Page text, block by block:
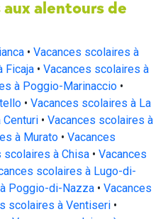
alentours de
• Vacances scolaires à
Ficaja • Vacances scolaires à
à Poggio-Marinaccio •
• Vacances scolaires à La
• Vacances scolaires à
à Murato • Vacances
scolaires à Chisa • Vacances
scolaires à Lugo-di-
Poggio-di-Nazza • Vacances
scolaires à Ventiseri •